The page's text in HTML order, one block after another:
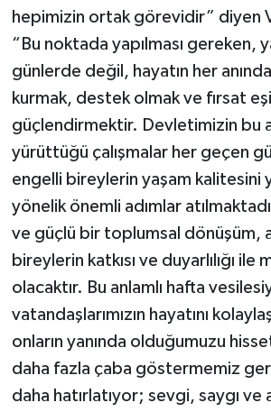
hepimizin ortak görevidir” diyen
“Bu noktada yapılması gereken,
günlerde değil, hayatın her
kurmak, destek olmak ve fırsat
güçlendirmektir. Devletimizin bu
yürüttüğü çalışmalar her geçen
engelli bireylerin yaşam kalitesini
yönelik önemli adımlar
ve güçlü bir toplumsal dönüşüm,
bireylerin katkısı ve duyarlılığı ile
olacaktır. Bu anlamlı hafta
vatandaşlarımızın hayatını
onların yanında olduğumuzu
daha fazla çaba göstermemiz
daha hatırlatıyor; sevgi, saygı ve